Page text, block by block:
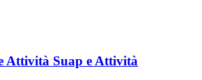
Attività Suap e Attività